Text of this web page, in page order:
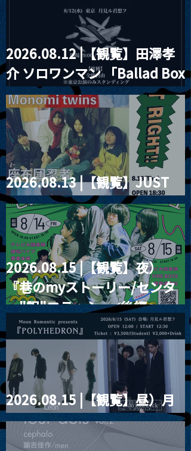
2026.08.12 |【観覧】田澤孝
介 ソロワンマン 「Ballad Box
2026」
2026.08.13 |【観覧】JUST
RIGHT!! vol.26
2026.08.15 |【観覧】夜）
『巷のmyストーリー/センタ
ー"訳"フラッシュ⚡️後編』
2026.08.15 |【観覧】昼）月
見ルpre.『POLYHEDRON』